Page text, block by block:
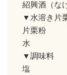
紹興酒（な
▼水溶き片
片栗粉
水
▼調味料
塩